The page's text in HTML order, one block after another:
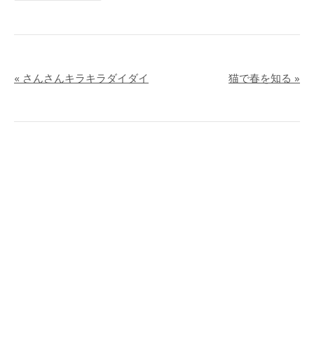
« さんさんキラキラダイダイ 猫で春を知る »